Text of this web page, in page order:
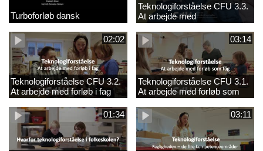
Turboforløb dansk
Teknologiforståelse CFU 3.3.
At arbejde med
designprocesser og
makerspaces
02:02
Teknologiforståelse CFU 3.2.
At arbejde med forløb i fag
03:14
Teknologiforståelse CFU 3.1.
At arbejde med forløb som
fag
01:34
03:11